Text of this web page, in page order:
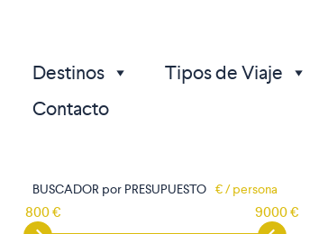
Destinos Tipos de Viaje
Contacto
BUSCADOR por PRESUPUESTO € / persona
800 € 9000 €